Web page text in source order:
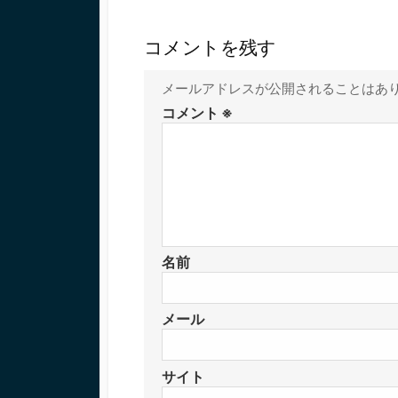
コメントを残す
メールアドレスが公開されることはあ
コメント ※
名前
メール
サイト